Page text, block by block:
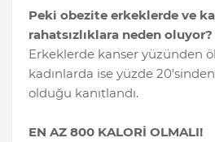
Peki obezite erkeklerde ve
rahatsızlıklara neden oluyor?
Erkeklerde kanser yüzünden
kadınlarda ise yüzde
olduğu kanıtlandı.
EN AZ 800 KALORİ OLMALI!